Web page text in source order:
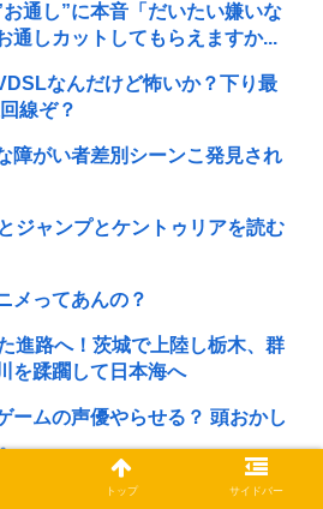
通し”に本音「だいたい嫌いな
通しカットしてもらえますか...
なんだけど怖いか？下り最
線ぞ？
障がい者差別シーンこ発見され
ジャンプとケントゥリアを読む
メってあんの？
進路へ！茨城で上陸し栃木、群
を蹂躙して日本海へ
ームの声優やらせる？ 頭おかし
術にしたい..」編集「絶対売れ
トップ サイドバー